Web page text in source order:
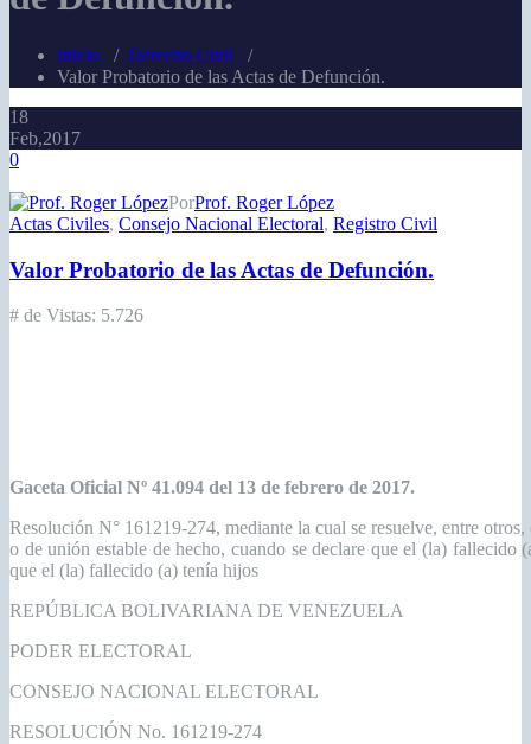
Inicio / Derecho Civil /
Valor Probatorio de las Actas de Defunción.
18
Feb,2017
0
PorProf. Roger López
Actas Civiles, Consejo Nacional Electoral, Registro Civil
Valor Probatorio de las Actas de Defunción.
# de Vistas: 5.726
Gaceta Oficial Nº 41.094 del 13 de febrero de 2017.
Resolución N° 161219-274, mediante la cual se resuelve, entre
o de unión estable de hecho, cuando se declare que el (la)
que el (la) fallecido (a) tenía hijos
REPÚBLICA BOLIVARIANA DE VENEZUELA
PODER ELECTORAL
CONSEJO NACIONAL ELECTORAL
RESOLUCIÓN No. 161219-274